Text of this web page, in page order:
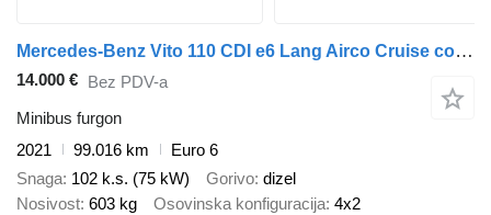
Mercedes-Benz Vito 110 CDI e6 Lang Airco Cruise control Bj: 10-2021 1e eigenaa
14.000 € Bez PDV-a
Minibus furgon
2021
99.016 km
Euro 6
Snaga 102 k.s. (75 kW) Gorivo dizel
Nosivost 603 kg Osovinska konfiguracija 4x2